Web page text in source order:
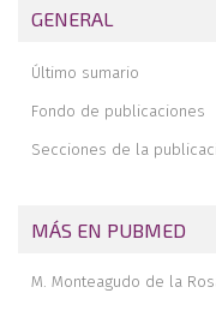
recuerdo histórico
vertical congénito en
Pie equino-varo
tratamiento
Importancia del sistema
Prof. D. Antonio Javier
GENERAL
Último sumario
Fondo de publicaciones
Secciones de la
MÁS EN PUBMED
M. Monteagudo de la